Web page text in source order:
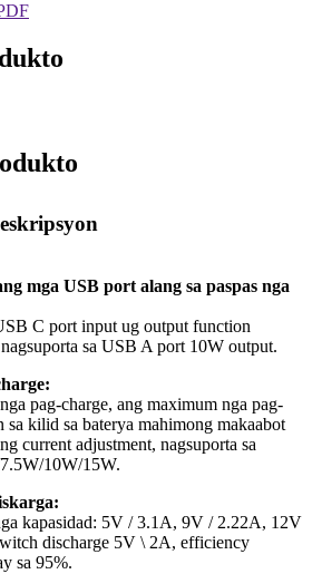
mga USB port alang sa paspas nga
C port input ug output function
sa USB A port 10W output.
pag-charge, ang maximum nga pag-
sa kilid sa baterya mahimong makaabot
current adjustment, nagsuporta sa
10W/15W.
kapasidad: 5V / 3.1A, 9V / 2.22A, 12V
discharge 5V \ 2A, efficiency
sa 95%.